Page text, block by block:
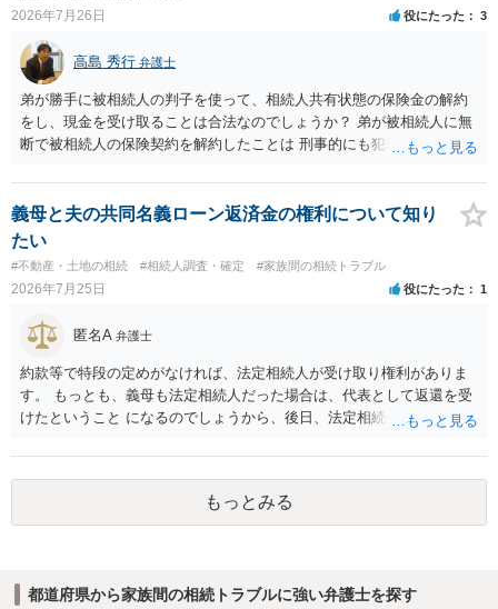
2026年7月26日 役にたった 3
高島 秀行 弁護士
弟が勝手に被相続人の判子を使って、相続人共有状態の保険金の解約
をし、現金を受け取ることは合法なのでしょうか？ 弟が被相続人に無
断で被相続人の保険契約を解約したことは 刑事的にも犯罪となる可能
された書類のコピーを取得して、弁護士に面談で詳しい事情を話して
相談 されたら良いと思います。
義母と夫の共同名義ローン返済金の権利について知り
たい
#不動産・土地の相続 #相続人調査・確定 #家族間の相続トラブル
2026年7月25日 役にたった 1
匿名A 弁護士
約款等で特段の定めがなければ、法定相続人が受け取り権利がありま
す。 もっとも、義母も法定相続人だった場合は、代表として返還を受
けたということ になるのでしょうから、後日、法定相続分に基づいて
もっとみる
都道府県から家族間の相続トラブルに強い弁護士を探す